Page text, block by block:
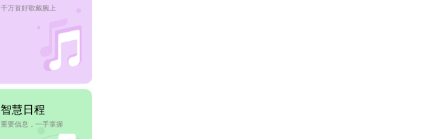
千万首好歌戴腕上
智慧日程
重要信息，一手掌握